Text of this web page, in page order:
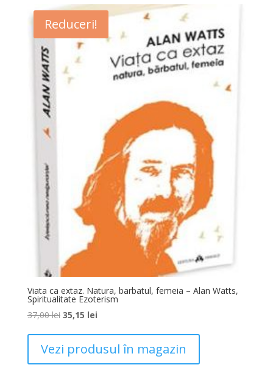
Reduceri!
Viata ca extaz. Natura, barbatul, femeia – Alan Watts,
Spiritualitate Ezoterism
37,00lei 35,15 lei
Vezi produsul în magazin